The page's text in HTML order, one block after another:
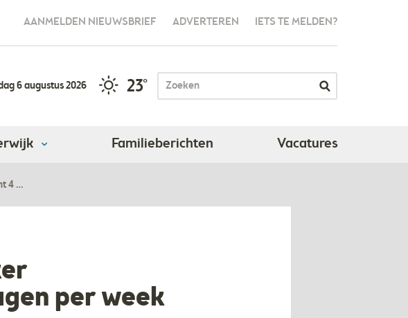
AANMELDEN NIEUWSBRIEF ADVERTEREN IETS TE MELDEN?
6 augustus 2026 23°
Familieberichten Vacatures
4 …
per week